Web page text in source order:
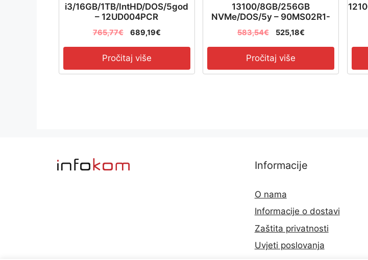
i3/16GB/1TB/IntHD/DOS/5god
– 12UD004PCR
765,77€ 689,19€
Pročitaj više
13100/8GB/256GB
NVMe/DOS/5y – 90MS02R1-
583,54€ 525,18€
Pročitaj više
Informacije
O nama
Informacije o dostavi
Zaštita privatnosti
Uvjeti poslovanja